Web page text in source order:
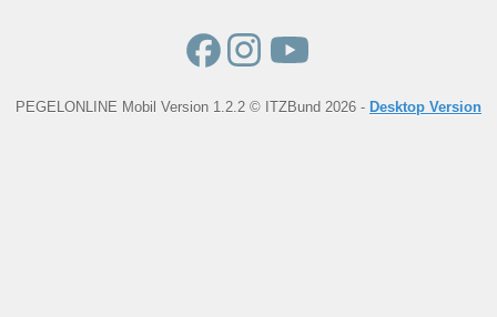
PEGELONLINE Mobil Version 1.2.2 © ITZBund 2026 - Desktop Version